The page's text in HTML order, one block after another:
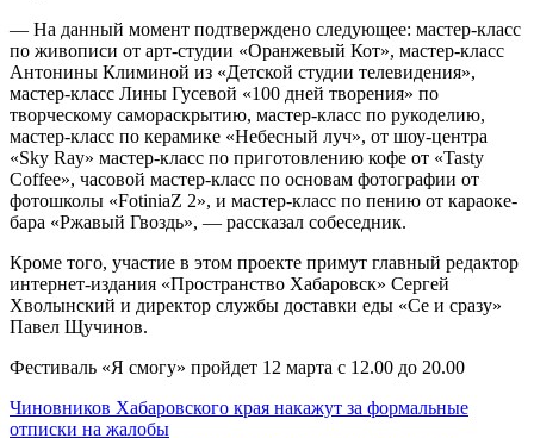
— На данный момент подтверждено следующее: мастер-класс
по живописи от арт-студии «Оранжевый Кот», мастер-класс
Антонины Климиной из «Детской студии телевидения»,
мастер-класс Лины Гусевой «100 дней творения» по
творческому самораскрытию, мастер-класс по рукоделию,
мастер-класс по керамике «Небесный луч», от шоу-центра
«Sky Ray» мастер-класс по приготовлению кофе от «Tasty
Coffee», часовой мастер-класс по основам фотографии от
фотошколы «FotiniaZ 2», и мастер-класс по пению от караоке-
бара «Ржавый Гвоздь», — рассказал собеседник.
Кроме того, участие в этом проекте примут главный редактор
интернет-издания «Пространство Хабаровск» Сергей
Хволынский и директор службы доставки еды «Се и сразу»
Павел Щучинов.
Фестиваль «Я смогу» пройдет 12 марта с 12.00 до 20.00
Навигация
Чиновников Хабаровского края накажут за формальные
отписки на жалобы